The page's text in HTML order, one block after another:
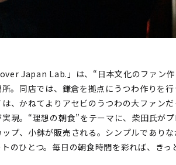
Japan Lab.」は、“⽇本⽂化のファン作
。同店では、鎌倉を拠点にうつわ作りを
、かねてよりアセビのうつわの大ファンだ
現。“理想の朝食”をテーマに、柴田氏が
プ、小鉢が販売される。シンプルでありな
のひとつ。毎日の朝食時間を彩れば、きっ